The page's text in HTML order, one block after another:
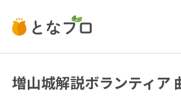
増山城解説ボランティア